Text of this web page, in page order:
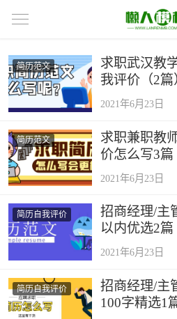
简历范文
求职武汉教
我评价（2篇
2021年6月23日
简历范文
求职兼职教
价怎么写3篇
2021年6月23日
简历自我评价
招商经理/主
以内优选2篇
2021年6月23日
简历自我评价
招商经理/主
100字精选1